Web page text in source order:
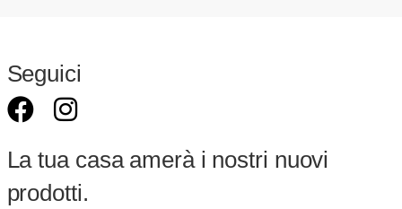
Seguici
La tua casa amerà i nostri nuovi
prodotti.